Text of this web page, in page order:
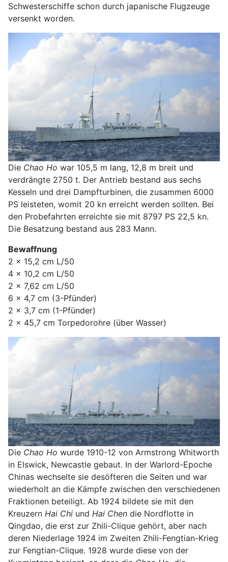
Schwesterschiffe schon durch japanische Flugzeuge
versenkt worden.
Die Chao Ho war 105,5 m lang, 12,8 m breit und
verdrängte 2750 t. Der Antrieb bestand aus sechs
Kesseln und drei Dampfturbinen, die zusammen 6000
PS leisteten, womit 20 kn erreicht werden sollten. Bei
den Probefahrten erreichte sie mit 8797 PS 22,5 kn.
Die Besatzung bestand aus 283 Mann.
Bewaffnung
2 x 15,2 cm L/50
4 x 10,2 cm L/50
2 x 7,62 cm L/50
6 x 4,7 cm (3-Pfünder)
2 x 3,7 cm (1-Pfünder)
2 x 45,7 cm Torpedorohre (über Wasser)
Die Chao Ho wurde 1910-12 von Armstrong Whitworth
in Elswick, Newcastle gebaut. In der Warlord-Epoche
Chinas wechselte sie desöfteren die Seiten und war
wiederholt an die Kämpfe zwischen den verschiedenen
Fraktionen beteiligt. Ab 1924 bildete sie mit den
Kreuzern Hai Chi und Hai Chen die Nordflotte in
Qingdao, die erst zur Zhili-Clique gehört, aber nach
deren Niederlage 1924 im Zweiten Zhili-Fengtian-Krieg
zur Fengtian-Clique. 1928 wurde diese von der